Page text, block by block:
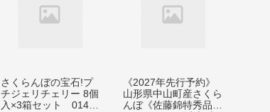
さくらんぼの宝石!プ
チジェリチェリー 8個
入×3箱セット 014-G
《2027年先行予約》
山形県中山町産さくら
んぼ《佐藤錦特秀品》